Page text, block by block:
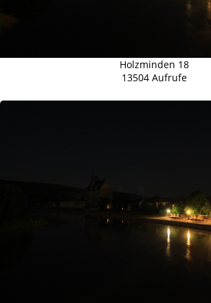
Holzminden 18
13504 Aufrufe